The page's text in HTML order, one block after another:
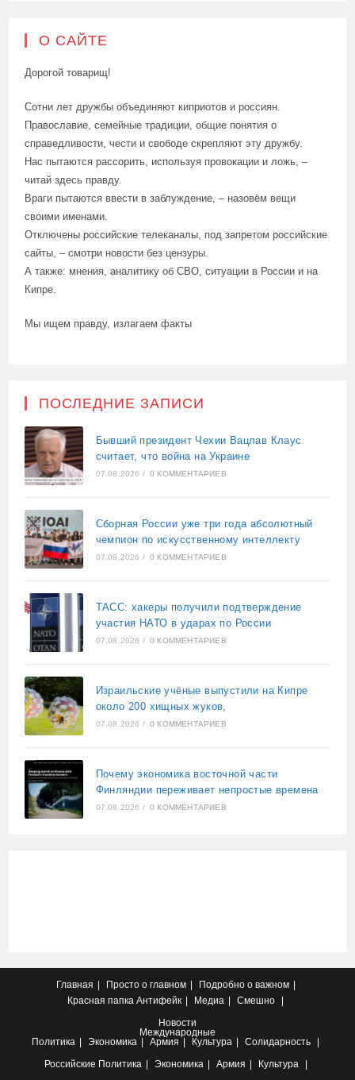
О САЙТЕ
Дорогой товарищ!
Сотни лет дружбы объединяют киприотов и россиян.
Православие, семейные традиции, общие понятия о
справедливости, чести и свободе скрепляют эту дружбу.
Нас пытаются рассорить, используя провокации и ложь, –
читай здесь правду.
Враги пытаются ввести в заблуждение, – назовём вещи
своими именами.
Отключены российские телеканалы, под запретом российские
сайты, – смотри новости без цензуры.
А также: мнения, аналитику об СВО, ситуации в России и на
Кипре.
Мы ищем правду, излагаем факты
ПОСЛЕДНИЕ ЗАПИСИ
Бывший президент Чехии Вацлав Клаус
считает, что война на Украине
07.08.2026 / 0 КОММЕНТАРИЕВ
Сборная России уже три года абсолютный
чемпион по искусственному интеллекту
07.08.2026 / 0 КОММЕНТАРИЕВ
ТАСС: хакеры получили подтверждение
участия НАТО в ударах по России
07.08.2026 / 0 КОММЕНТАРИЕВ
Израильские учёные выпустили на Кипре
около 200 хищных жуков,
07.08.2026 / 0 КОММЕНТАРИЕВ
Почему экономика восточной части
Финляндии переживает непростые времена
07.08.2026 / 0 КОММЕНТАРИЕВ
Главная Просто о главном
Подробно о важном
Красная папка Антифейк Медиа
Смешно
Новости
Международные
Политика
Экономика Армия Культура
Солидарность
Российские Политика Экономика Армия Культура